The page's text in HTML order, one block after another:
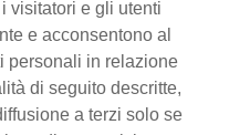
visitatori e gli utenti
e acconsentono al
personali in relazione
di seguito descritte,
a terzi solo se